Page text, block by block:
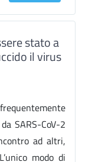
stato a
il virus
SARS-CoV-2
ad altri,
modo di